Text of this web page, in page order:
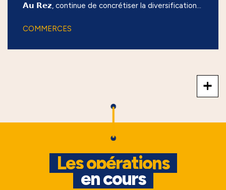
𝗔𝘂 𝗥𝗲𝘇, continue de concrétiser la diversification...
COMMERCES
+
Les opérations
en cours